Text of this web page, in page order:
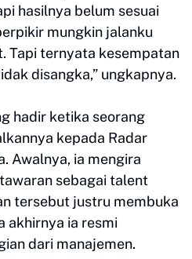
hasilnya belum sesuai
mungkin jalanku
Tapi ternyata kesempatan
disangka,” ungkapnya.
hadir ketika seorang
kepada Radar
Awalnya, ia mengira
sebagai talent
tersebut justru membuka
akhirnya ia resmi
dari manajemen.